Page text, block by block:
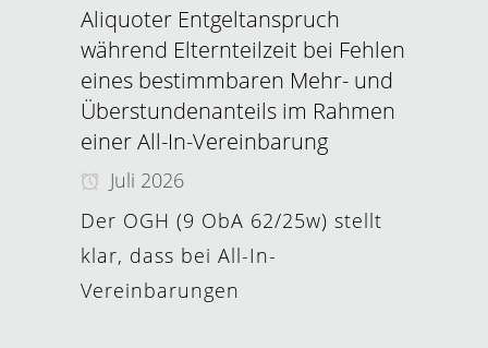
Aliquoter Entgeltanspruch
während Elternteilzeit bei Fehlen
eines bestimmbaren Mehr- und
Überstundenanteils im Rahmen
einer All-In-Vereinbarung
Juli 2026
Der OGH (9 ObA 62/25w) stellt
klar, dass bei All-In-
Vereinbarungen